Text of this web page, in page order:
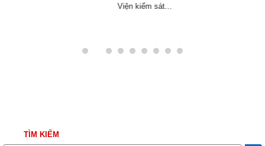
Viện kiểm sát...
TÌM KIẾM